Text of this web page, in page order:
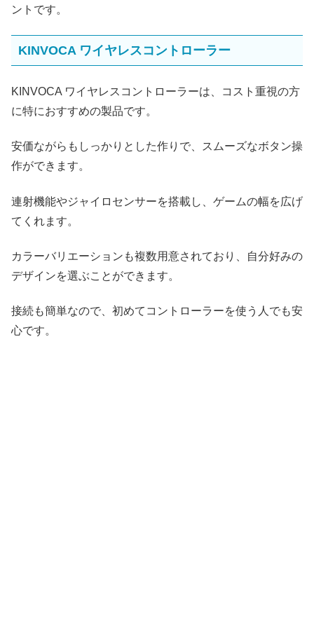
ントです。
KINVOCA ワイヤレスコントローラー
KINVOCA ワイヤレスコントローラーは、コスト重視の方
に特におすすめの製品です。
安価ながらもしっかりとした作りで、スムーズなボタン操
作ができます。
連射機能やジャイロセンサーを搭載し、ゲームの幅を広げ
てくれます。
カラーバリエーションも複数用意されており、自分好みの
デザインを選ぶことができます。
接続も簡単なので、初めてコントローラーを使う人でも安
心です。